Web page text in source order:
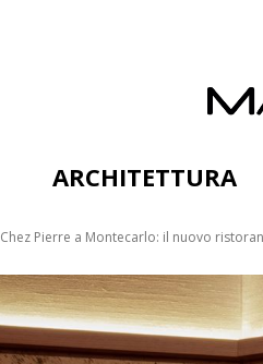
ARCHITETTURA
Chez Pierre a Montecarlo: il nuovo